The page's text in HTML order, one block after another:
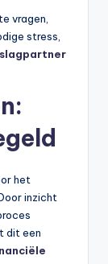
vragen,
stress,
het
inzicht
dit een